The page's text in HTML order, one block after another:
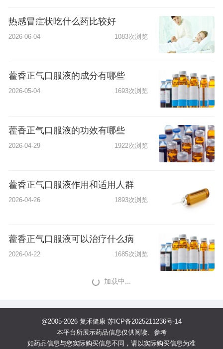
热感冒症状吃什么药比较好
2026-06-04 1083次浏览
藿香正气口服液的成分有哪些
2026-05-04 1693次浏览
藿香正气口服液的功效有哪些
2026-04-29 1922次浏览
藿香正气口服液作用和适用人群
2026-04-26 1893次浏览
藿香正气口服液可以治疗什么病
2026-04-22 1685次浏览
加载中...
@2005-2026 复禾健康 苏ICP备2025211236号-14
本平台所展示药品信息仅供阅读、参考
如药品信息与您实际购买信息不同，请以实际购买信息为准